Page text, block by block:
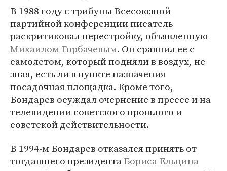
В 1988 году с трибуны Всесоюзной
партийной конференции писатель
раскритиковал перестройку, объявленную
Михаилом Горбачевым. Он сравнил ее с
самолетом, который подняли в воздух, не
зная, есть ли в пункте назначения
посадочная площадка. Кроме того,
Бондарев осуждал очернение в прессе и на
телевидении советского прошлого и
советской действительности.
В 1994-м Бондарев отказался принять от
тогдашнего президентаБориса Ельцина